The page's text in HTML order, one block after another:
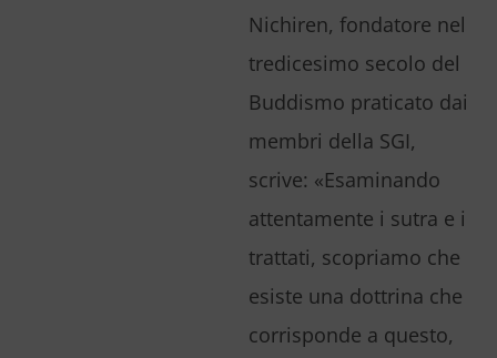
Nichiren, fondatore nel
tredicesimo secolo del
Buddismo praticato dai
membri della SGI,
scrive: «Esaminando
attentamente i sutra e i
trattati, scopriamo che
esiste una dottrina che
corrisponde a questo,